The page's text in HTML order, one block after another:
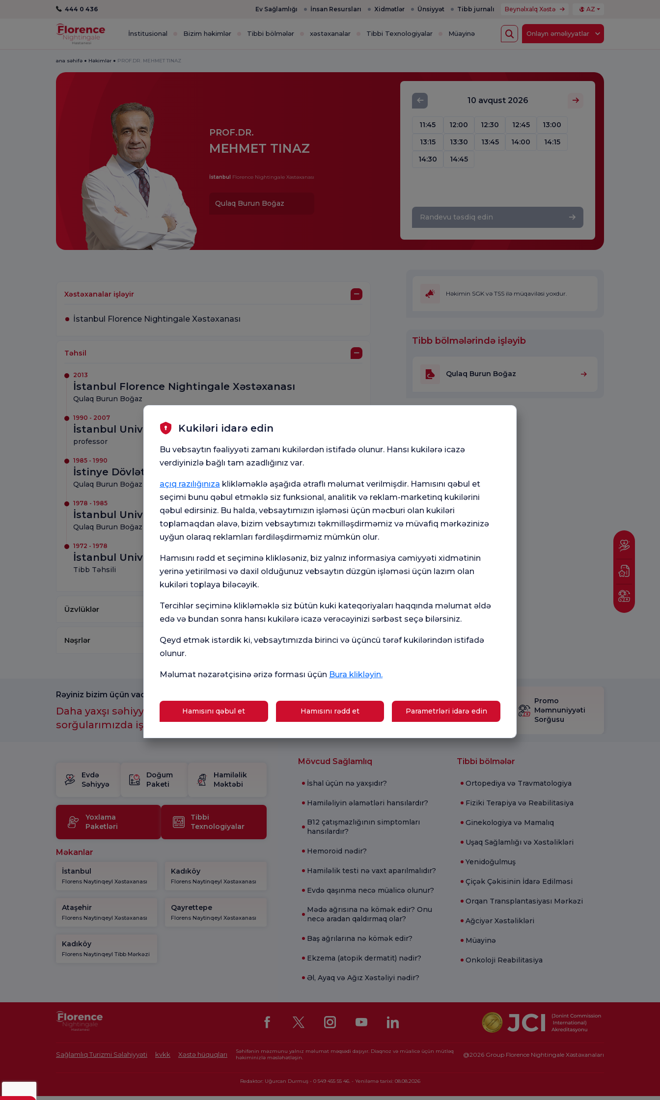
444 0 436 Ev Sağlamlığı İnsan Resursları Xidmətlər Ünsiyyət Tibb jurnalı Beynəlxalq Xəstə AZ
İnstitusional Bizim həkimlər Tibbi bölmələr xəstəxanalar Tibbi Texnologiyalar Müayinə Onlayn əməliyyatlar
ana səhifə Həkimlər PROF.DR. MEHMET TINAZ
PROF.DR.
MEHMET TINAZ
İstanbul Florence Nightingale Xəstəxanası
Qulaq Burun Boğaz
10 avqust 2026
11:45 12:00 12:30 12:45
13:00
13:15
13:30 13:45 14:00
14:15
14:30
14:45
Randevu təsdiq edin
Xəstəxanalar işləyir
İstanbul Florence Nightingale Xəstəxanası
Təhsil
2013
İstanbul Florence Nightingale Xəstəxanası
Qulaq Burun Boğaz
1990 - 2007
İstanbul Universiteti İstanbul Tibb Fakültəsi
professor
1985 - 1990
İstinye Dövlət Xəstəxanası
Qulaq Burun Boğaz Müəllim Dos
1978 - 1985
İstanbul Universiteti İstanbul Tibb Fakültəsi
Qulaq Burun Boğaz Mütəxəssisi
1972 - 1978
İstanbul Universiteti İstanbul Tibb Fakültəsi
Tibb Təhsili
Üzvlüklər
Nəşrlər
Həkimin SGK və TSS ilə müqaviləsi yoxdur.
Tibb bölmələrində işləyib
Qulaq Burun Boğaz
Evdə
Səhiyyə
Doğum
Paketi
Hamiləlik
Məktəbi
Yoxlama
Paketləri
Tibbi
Texnologiyalar
Məkanlar
İstanbul
Florens Naytinqeyl Xəstəxanası
Kadıköy
Florens Naytinqeyl Xəstəxanası
Ataşehir
Florens Naytinqeyl Xəstəxanası
Qayrettepe
Florens Naytinqeyl Xəstəxanası
Kadıköy
Florens Naytinqeyl Tibb Mərkəzi
Mövcud Sağlamlıq
İshal üçün nə yaxşıdır?
Hamiləliyin əlamətləri hansılardır?
B12 çatışmazlığının simptomları
hansılardır?
Hemoroid nədir?
Hamiləlik testi nə vaxt aparılmalıdır?
Evdə qaşınma necə müalicə olunur?
Mədə ağrısına nə kömək edir? Onu
necə aradan qaldırmaq olar?
Baş ağrılarına nə kömək edir?
Ekzema (atopik dermatit) nədir?
Əl, Ayaq və Ağız Xəstəliyi nədir?
Tibbi bölmələr
Ortopediya və Travmatologiya
Fiziki Terapiya və Reabilitasiya
Ginekologiya və Mamalıq
Uşaq Sağlamlığı və Xəstəlikləri
Yenidoğulmuş
Çiçək Çəkisinin İdarə Edilməsi
Orqan Transplantasiyası Mərkəzi
Ağciyər Xəstəlikləri
Müayinə
Onkoloji Reabilitasiya
Rəyiniz bizim üçün vacibdir.
Daha yaxşı səhiyyə təcrübəsi üçün
sorğularımızda iştirak etməyi unutmayın.
Ümumi
Məmnuniyyət
Məmnuniyyət
Sorğusunu
Promo
Məmnuniyyəti
Sorğusu
Sağlamlıq Turizmi Səlahiyyəti kvkk Xəstə hüquqları
Səhifənin məzmunu yalnız məlumat məqsədi daşıyır. Diaqnoz və müalicə üçün mütləq
həkiminizlə məsləhətləşin.
@2026 Group Florence Nightingale Xəstəxanaları
Redaktor: Uğurcan Durmuş - 0 549 455 55 46. - Yeniləmə tarixi: 08.08.2026
Kukiləri idarə edin
Bu vebsaytın fəaliyyəti zamanı kukilərdən istifadə olunur. Hansı kukilərə icazə
verdiyinizlə bağlı tam azadlığınız var.
açıq razılığınıza klikləməklə aşağıda ətraflı məlumat verilmişdir. Hamısını qəbul et
seçimi bunu qəbul etməklə siz funksional, analitik və reklam-marketinq kukilərini
qəbul edirsiniz. Bu halda, vebsaytımızın işləməsi üçün məcburi olan kukiləri
toplamaqdan əlavə, bizim vebsaytımızı təkmilləşdirməmiz və müvafiq mərkəzinizə
uyğun olaraq reklamları fərdiləşdirməmiz mümkün olur.
Hamısını rədd et seçiminə klikləsəniz, biz yalnız informasiya cəmiyyəti xidmətinin
yerinə yetirilməsi və daxil olduğunuz vebsaytın düzgün işləməsi üçün lazım olan
kukiləri toplaya biləcəyik.
Tercihlər seçiminə klikləməklə siz bütün kuki kateqoriyaları haqqında məlumat əldə
edə və bundan sonra hansı kukilərə icazə verəcəyinizi sərbəst seçə bilərsiniz.
Qeyd etmək istərdik ki, vebsaytımızda birinci və üçüncü tərəf kukilərindən istifadə
olunur.
Məlumat nəzarətçisinə ərizə forması üçün Bura klikləyin.
Hamısını qəbul et Hamısını rədd et Parametrləri idarə edin